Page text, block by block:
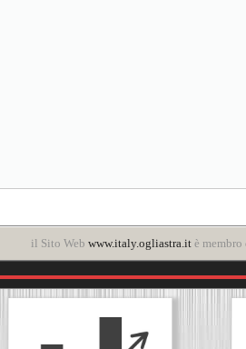
il Sito Web www.italy.ogliastra.itè membro